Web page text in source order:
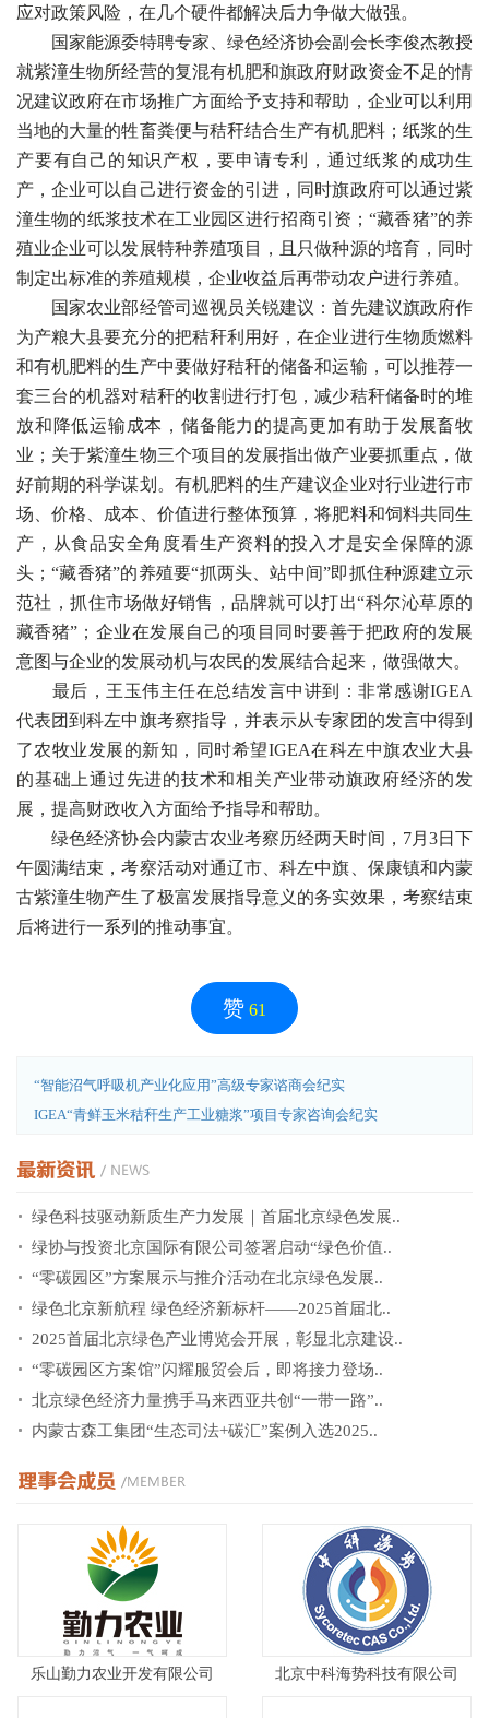
应对政策风险，在几个硬件都解决后力争做大做强。
国家能源委特聘专家、绿色经济协会副会长李俊杰教授
就紫潼生物所经营的复混有机肥和旗政府财政资金不足的情
况建议政府在市场推广方面给予支持和帮助，企业可以利用
当地的大量的牲畜粪便与秸秆结合生产有机肥料；纸浆的生
产要有自己的知识产权，要申请专利，通过纸浆的成功生
产，企业可以自己进行资金的引进，同时旗政府可以通过紫
潼生物的纸浆技术在工业园区进行招商引资；“藏香猪”的养
殖业企业可以发展特种养殖项目，且只做种源的培育，同时
制定出标准的养殖规模，企业收益后再带动农户进行养殖。
国家农业部经管司巡视员关锐建议：首先建议旗政府作
为产粮大县要充分的把秸秆利用好，在企业进行生物质燃料
和有机肥料的生产中要做好秸秆的储备和运输，可以推荐一
套三台的机器对秸秆的收割进行打包，减少秸秆储备时的堆
放和降低运输成本，储备能力的提高更加有助于发展畜牧
业；关于紫潼生物三个项目的发展指出做产业要抓重点，做
好前期的科学谋划。有机肥料的生产建议企业对行业进行市
场、价格、成本、价值进行整体预算，将肥料和饲料共同生
产，从食品安全角度看生产资料的投入才是安全保障的源
头；“藏香猪”的养殖要“抓两头、站中间”即抓住种源建立示
范社，抓住市场做好销售，品牌就可以打出“科尔沁草原的
藏香猪”；企业在发展自己的项目同时要善于把政府的发展
意图与企业的发展动机与农民的发展结合起来，做强做大。
最后，王玉伟主任在总结发言中讲到：非常感谢IGEA
代表团到科左中旗考察指导，并表示从专家团的发言中得到
了农牧业发展的新知，同时希望IGEA在科左中旗农业大县
的基础上通过先进的技术和相关产业带动旗政府经济的发
展，提高财政收入方面给予指导和帮助。
绿色经济协会内蒙古农业考察历经两天时间，7月3日下
午圆满结束，考察活动对通辽市、科左中旗、保康镇和内蒙
古紫潼生物产生了极富发展指导意义的务实效果，考察结束
后将进行一系列的推动事宜。
赞 61
“智能沼气呼吸机产业化应用”高级专家谘商会纪实
IGEA“青鲜玉米秸秆生产工业糖浆”项目专家咨询会纪实
绿色科技驱动新质生产力发展｜首届北京绿色发展..
绿协与投资北京国际有限公司签署启动“绿色价值..
“零碳园区”方案展示与推介活动在北京绿色发展..
绿色北京新航程 绿色经济新标杆——2025首届北..
2025首届北京绿色产业博览会开展，彰显北京建设..
“零碳园区方案馆”闪耀服贸会后，即将接力登场..
北京绿色经济力量携手马来西亚共创“一带一路”..
内蒙古森工集团“生态司法+碳汇”案例入选2025..
乐山勤力农业开发有限公司 北京中科海势科技有限公司